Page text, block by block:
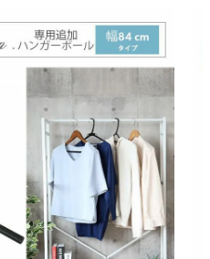
ワークデスク ウィルトンラ